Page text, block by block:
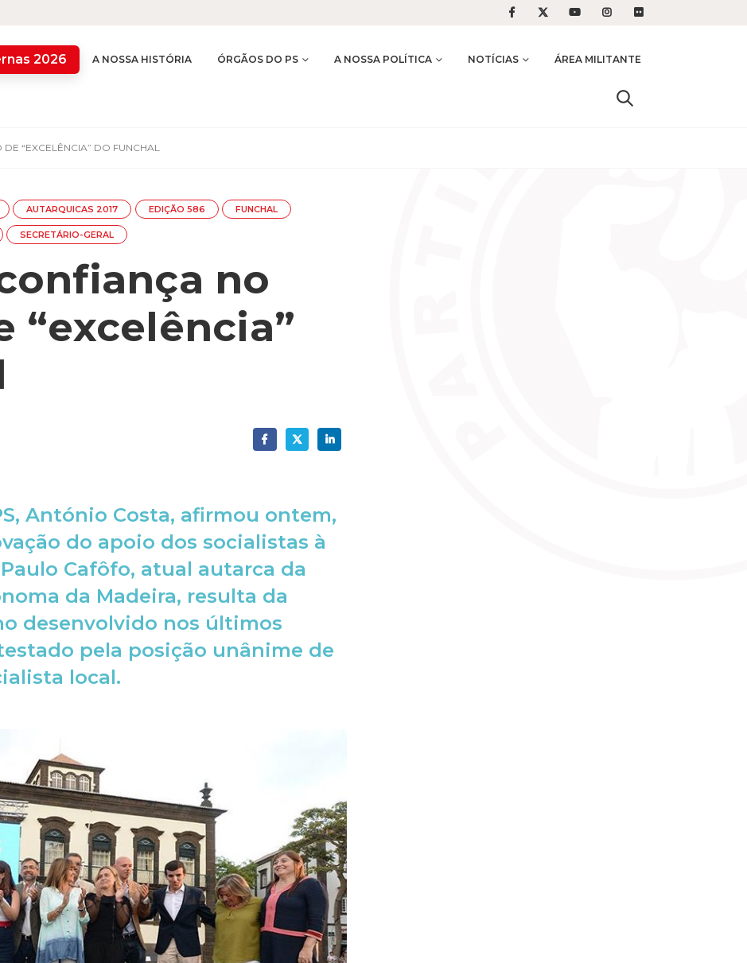
2026 A NOSSA HISTÓRIA ÓRGÃOS DO PS A NOSSA POLÍTICA NOTÍCIAS ÁREA MILITANTE
“EXCELÊNCIA” DO FUNCHAL
AUTARQUICAS 2017 EDIÇÃO 586 FUNCHAL
SECRETÁRIO-GERAL
no
“excelência”
António Costa, afirmou ontem,
do apoio dos socialistas à
Cafôfo, atual autarca da
da Madeira, resulta da
desenvolvido nos últimos
pela posição unânime de
local.